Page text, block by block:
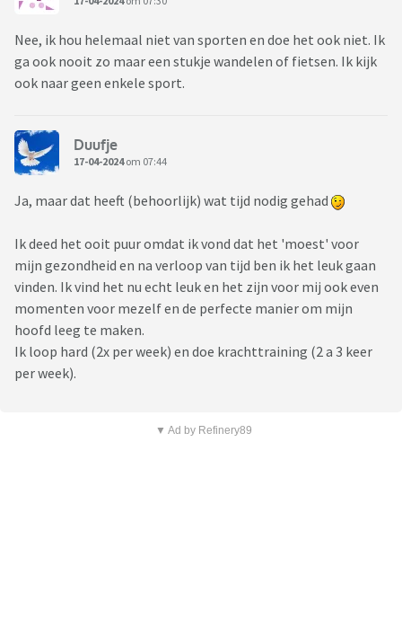
Nee, ik hou helemaal niet van sporten en doe het ook niet. Ik
ga ook nooit zo maar een stukje wandelen of fietsen. Ik kijk
ook naar geen enkele sport.
Duufje
17-04-2024om 07:44
Ja, maar dat heeft (behoorlijk) wat tijd nodig gehad
Ik deed het ooit puur omdat ik vond dat het 'moest' voor
mijn gezondheid en na verloop van tijd ben ik het leuk gaan
vinden. Ik vind het nu echt leuk en het zijn voor mij ook even
momenten voor mezelf en de perfecte manier om mijn
hoofd leeg te maken.
Ik loop hard (2x per week) en doe krachttraining (2 a 3 keer
per week).
▼ Ad by Refinery89